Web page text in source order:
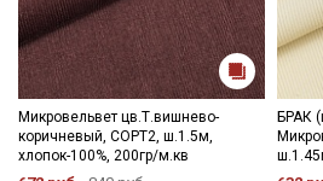
Микровельвет цв.Т.вишнево-
коричневый, СОРТ2, ш.1.5м,
хлопок-100%, 200гр/м.кв
БРАК